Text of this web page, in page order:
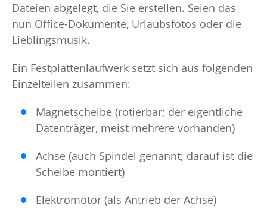
Dateien abgelegt, die Sie erstellen. Seien das
nun Office-Dokumente, Urlaubsfotos oder die
Lieblingsmusik.
Ein Festplattenlaufwerk setzt sich aus folgenden
Einzelteilen zusammen:
Magnetscheibe (rotierbar; der eigentliche
Datenträger, meist mehrere vorhanden)
Achse (auch Spindel genannt; darauf ist die
Scheibe montiert)
Elektromotor (als Antrieb der Achse)